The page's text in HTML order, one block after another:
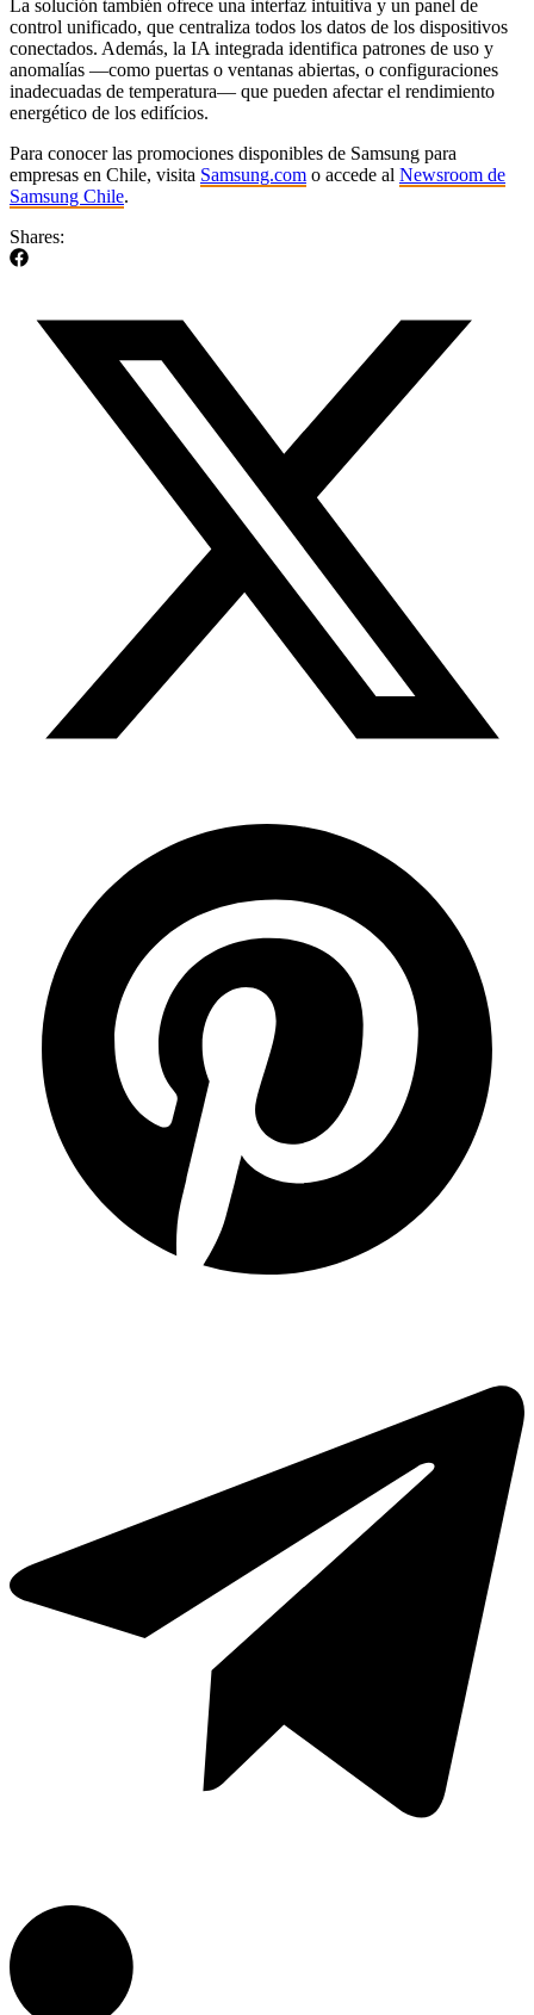
La solución también ofrece una interfaz intuitiva y un panel de
control unificado, que centraliza todos los datos de los dispositivos
conectados. Además, la IA integrada identifica patrones de uso y
anomalías —como puertas o ventanas abiertas, o configuraciones
inadecuadas de temperatura— que pueden afectar el rendimiento
energético de los edifícios.
Para conocer las promociones disponibles de Samsung para
empresas en Chile, visita Samsung.com o accede al Newsroom de
Samsung Chile.
Shares: